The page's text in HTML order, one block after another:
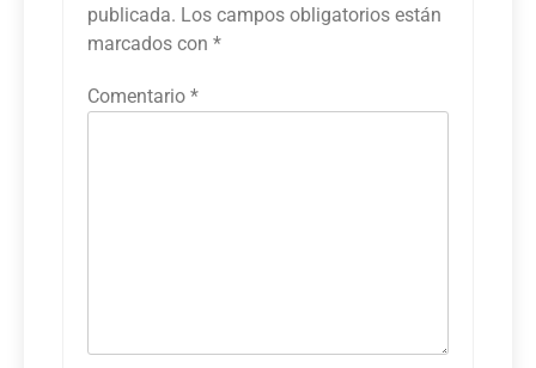
publicada. Los campos obligatorios están
marcados con *
Comentario *